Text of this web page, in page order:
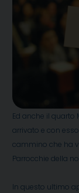
Ed anche il quarto
arrivato e con
cammino che ha
Parrocchie della
In questo ultimo